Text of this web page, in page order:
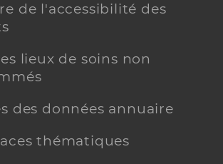
de l'accessibilité des
lieux de soins non
des données annuaire
thématiques